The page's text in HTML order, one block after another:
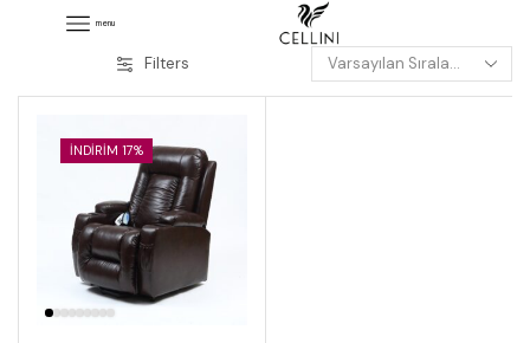
menu
Filters
İNDIRIM 17%